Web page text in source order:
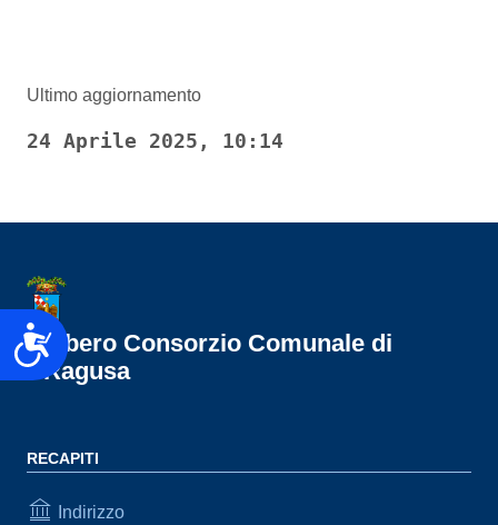
Accessibilità
Ultimo aggiornamento
24 Aprile 2025, 10:14
Libero Consorzio Comunale di
Ragusa
RECAPITI
Indirizzo